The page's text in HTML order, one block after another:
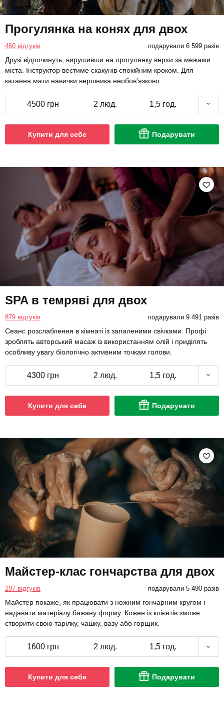
Прогулянка на конях для двох
460 відгуків подарували 6 599 разів
Друзі відпочинуть, вирушивши на прогулянку верхи за межами
міста. Інструктор вестиме скакунів спокійним кроком. Для
катання мати навички вершника необов'язково.
4500 грн 2 люд. 1,5 год.
Купити для себе Подарувати
SPA в темряві для двох
879 відгуків подарували 9 491 разів
Сеанс розслаблення в кімнаті із запаленими свічками. Профі
зроблять авторський масаж із використанням олій і приділять
особливу увагу біологічно активним точкам голови.
4300 грн 2 люд. 1,5 год.
Купити для себе Подарувати
Майстер-клас гончарства для двох
297 відгуків подарували 5 490 разів
Майстер покаже, як працювати з ножним гончарним кругом і
надавати матеріалу бажану форму. Кожен із клієнтів зможе
створити свою тарілку, чашку, вазу або горщик.
1600 грн 2 люд. 1,5 год.
Купити для себе Подарувати